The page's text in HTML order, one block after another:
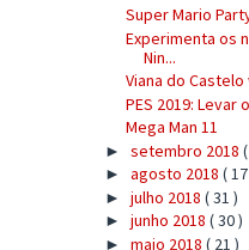
Super Mario
Experimenta os
Nin...
Viana do
PES 2019:
Mega Man 11
► setembro 2018
► agosto 2018 (
► julho 2018 ( 31 )
► junho 2018 ( 30 )
► maio 2018 ( 21 )